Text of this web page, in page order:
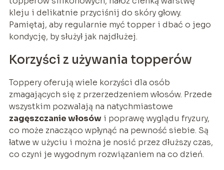
kleju i delikatnie przyciśnij do skóry głowy.
Pamiętaj, aby regularnie myć topper i dbać o jego
kondycję, by służył jak najdłużej.
Korzyści z używania topperów
Toppery oferują wiele korzyści dla osób
zmagających się z przerzedzeniem włosów. Przede
wszystkim pozwalają na natychmiastowe
zagęszczanie włosówi poprawę wyglądu fryzury,
co może znacząco wpłynąć na pewność siebie. Są
łatwe w użyciu i można je nosić przez dłuższy czas,
co czyni je wygodnym rozwiązaniem na co dzień.